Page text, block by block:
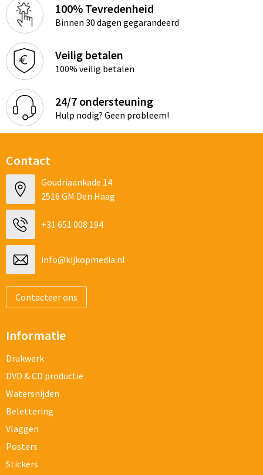
100% Tevredenheid
Binnen 30 dagen gegarandeerd
Veilig betalen
100% veilig betalen
24/7 ondersteuning
Hulp nodig? Geen probleem!
Contact
Goudriaankade 14
2516 GM Den Haag
+31 651 008 194
info@kijkopmedia.nl
Contacteer ons
Informatie
Drukwerk
DVD & CD productie
Watersnijden
Belettering
Vlaggen
Posters
Stickers